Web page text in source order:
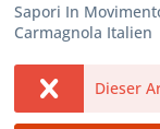
Sapori In
Carmagnola Italien
Dieser